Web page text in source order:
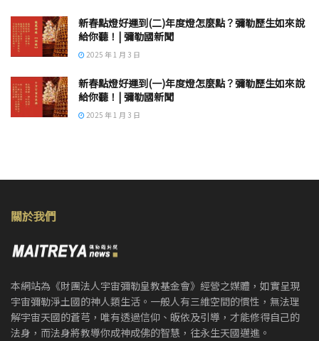
新春點燈好運到(二)年度燈怎麼點？彌勒歷生如來說
給你聽！| 彌勒國新聞
2025 年 1 月 3 日
新春點燈好運到(一)年度燈怎麼點？彌勒歷生如來說
給你聽！| 彌勒國新聞
2025 年 1 月 3 日
關於我們
本網站為《財團法人宇宙彌勒皇教基金會》經營之媒體，如實呈現
宇宙彌勒淨土國的神人類生活。一般人有三維空間的慣性，無法理
解宇宙天國的蒼芎，唯有透過信仰、皈依及引導，才能修得自己的
法身，而法身將教導你成神成佛的智慧，往永生天國邁進。